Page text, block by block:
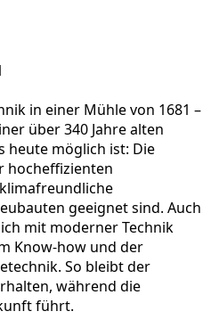
in einer Mühle von 1681 –
über 340 Jahre alten
heute möglich ist: Die
hocheffizienten
geeignet sind. Auch
mit moderner Technik
Know-how und der
So bleibt der
während die
führt.